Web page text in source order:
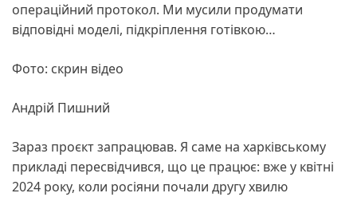
операційний протокол. Ми мусили продумати
відповідні моделі, підкріплення готівкою…
Фото: скрин відео
Андрій Пишний
Зараз проєкт запрацював. Я саме на харківському
прикладі пересвідчився, що це працює: вже у квітні
2024 року, коли росіяни почали другу хвилю